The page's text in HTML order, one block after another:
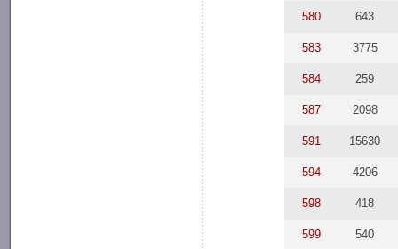
580 643
583 3775
584 259
587 2098
591 15630
594 4206
598 418
599 540